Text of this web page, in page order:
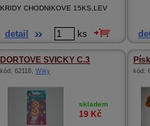
KRIDY CHODNIKOVE 15KS,LEV
detail ks
DORTOVE SVICKY C.3
kód: 62118, Wiky
skladem
19 Kč
kód: